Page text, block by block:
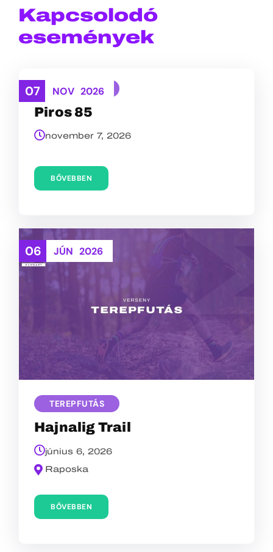
Kapcsolodó
események
07 NOV 2026
TEREPFUTÁS
Piros 85
november 7, 2026
BŐVEBBEN
06 JÚN 2026
TEREPFUTÁS
Hajnalig Trail
június 6, 2026
Raposka
BŐVEBBEN